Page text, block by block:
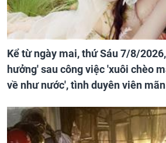
Kể từ ngày mai, thứ Sáu 7/8/
hưởng' sau công việc 'xuôi chèo
về như nước', tình duyên viên mãn